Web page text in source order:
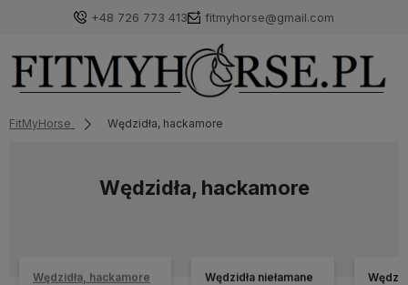
+48 726 773 413 fitmyhorse@gmail.com
FitMyHorse Wędzidła, hackamore
Wędzidła, hackamore
Wędzidła, hackamore Wędzidła niełamane